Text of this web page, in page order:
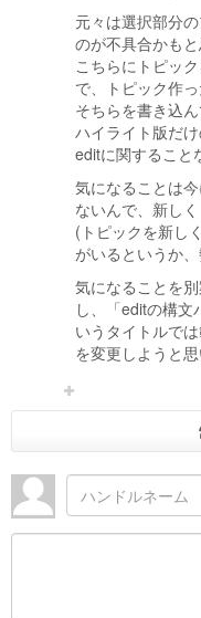
元々は選択部分
のが不具合かも
こちらにトピッ
で、トピック作
そちらを書き込
ハイライト版だ
editに関すること
気になることは
ないんで、新し
(トピックを新し
がいるというか
気になることを
し、「editの構文
いうタイトルで
を変更しようと思